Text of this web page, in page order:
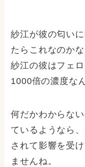
紗江が彼の匂い
たらこれなのかな
紗江の彼はフェ
1000倍の濃度な
何だかわからな
ているようなら
されて影響を受
ませんね。